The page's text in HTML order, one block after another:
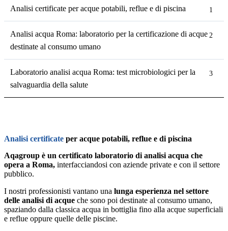
Analisi certificate per acque potabili, reflue e di piscina
Analisi acqua Roma: laboratorio per la certificazione di acque
destinate al consumo umano
Laboratorio analisi acqua Roma: test microbiologici per la
salvaguardia della salute
Analisi certificate per acque potabili, reflue e di piscina
Aqagroup è un certificato laboratorio di analisi acqua che
opera a Roma, interfacciandosi con aziende private e con il settore
pubblico.
I nostri professionisti vantano una lunga esperienza nel settore
delle analisi di acque che sono poi destinate al consumo umano,
spaziando dalla classica acqua in bottiglia fino alla acque superficiali
e reflue oppure quelle delle piscine.